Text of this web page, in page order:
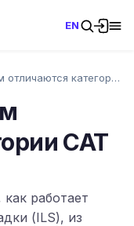
EN
Что такое ILS и чем отличаются категории…
CAT
работает
(ILS), из